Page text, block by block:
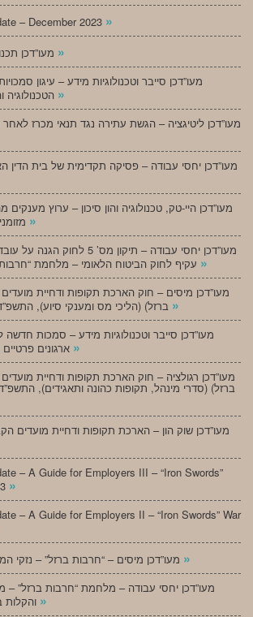
– December 2023 »
»
מעו”דכן סייבר וטכנולוגיות מידע – עיגון
»
מעו”דכן ליטיגציה – הגשת עתירה נגד תנאי מכרז
מעו”דכן יחסי עבודה – פסיקה תקדימית של בית הדין
מעו”דכן היי-טק, טכנולוגיה והון סיכון – ערוץ
»
מעו”דכן יחסי עבודה – תיקון מס’
»
מעו”דכן מיסים – חוק הארכת תקופות ודחיית
»
מעו”דכן סייבר וטכנולוגיות מידע – סמכות
»
מעו”דכן רגולציה – חוק הארכת תקופות ודחיית
ברזל) (סדרי מינהל, תקופות כהונה ותאגידים), התשפ”ד-2023 – נובמבר
מעו”דכן שוק הון – הארכת תקופות ודחיית מועדים
– A Guide for Employers III – “Iron Swords”
»
– A Guide for Employers II – “Iron Swords” War
»
מעו”דכן יחסי עבודה – מלחמת “חרבות ברזל” –
»